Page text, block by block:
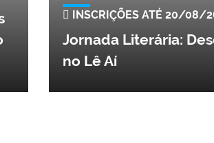
INSCRIÇÕES ATÉ 20/08/
Jornada Literária:
no Lê Aí